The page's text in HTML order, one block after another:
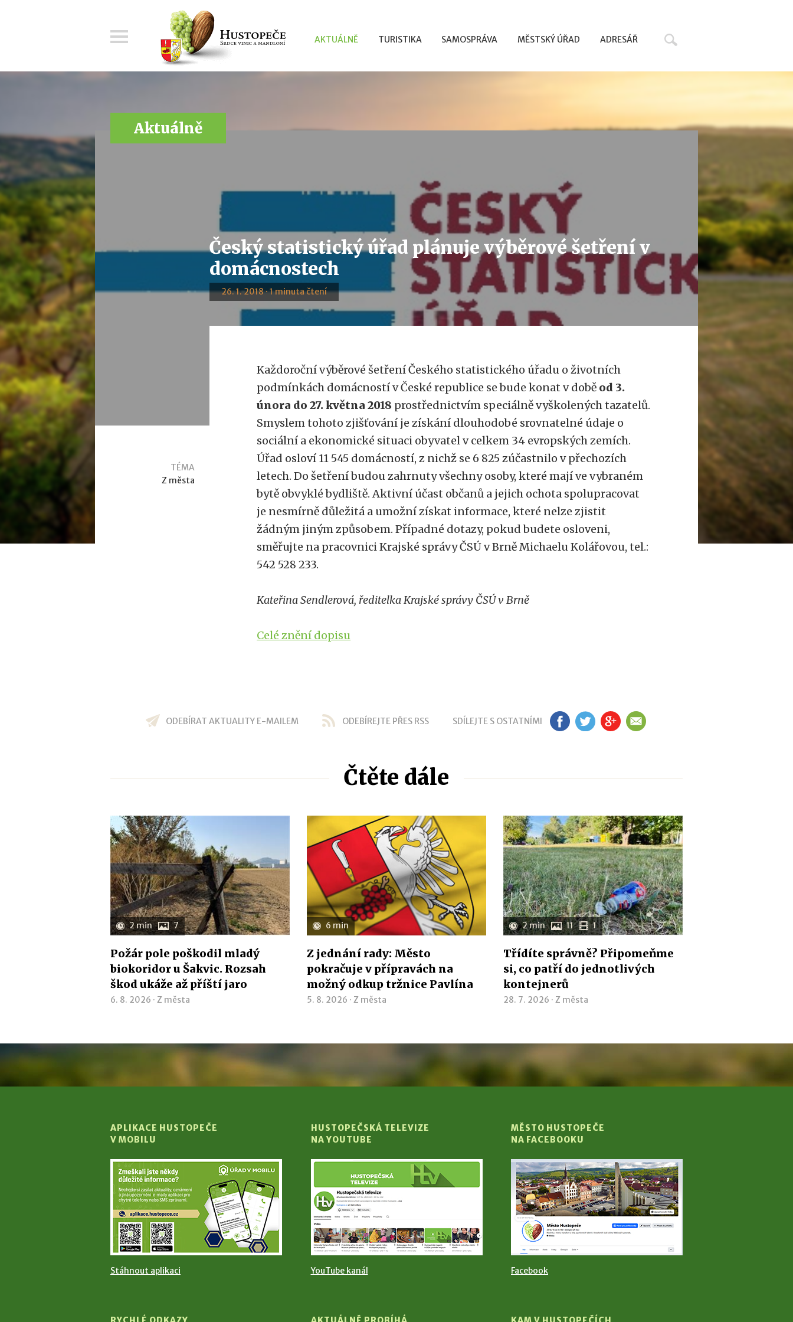
AKTUÁLNĚ TURISTIKA SAMOSPRÁVA MĚSTSKÝ ÚŘAD ADRESÁŘ
Aktuálně
Český statistický úřad plánuje výběrové šetření v
domácnostech
26. 1. 2018 · 1 minuta čtení
TÉMA
Z města
Každoroční výběrové šetření Českého statistického úřadu o životních
podmínkách domácností v České republice se bude konat v době od 3.
února do 27. května 2018 prostřednictvím speciálně vyškolených tazatelů.
Smyslem tohoto zjišťování je získání dlouhodobé srovnatelné údaje o
sociální a ekonomické situaci obyvatel v celkem 34 evropských zemích.
Úřad osloví 11 545 domácností, z nichž se 6 825 zúčastnilo v přechozích
letech. Do šetření budou zahrnuty všechny osoby, které mají ve vybraném
bytě obvyklé bydliště. Aktivní účast občanů a jejich ochota spolupracovat
je nesmírně důležitá a umožní získat informace, které nelze zjistit
žádným jiným způsobem. Případné dotazy, pokud budete osloveni,
směřujte na pracovnici Krajské správy ČSÚ v Brně Michaelu Kolářovou, tel.:
542 528 233.
Kateřina Sendlerová, ředitelka Krajské správy ČSÚ v Brně
Celé znění dopisu
ODEBÍRAT AKTUALITY E-MAILEM ODEBÍREJTE PŘES RSS SDÍLEJTE S OSTATNÍMI FB TW GP EM
Čtěte dále
2 min 7
Požár pole poškodil mladý
biokoridor u Šakvic. Rozsah
škod ukáže až příští jaro
6. 8. 2026 · Z města
6 min
Z jednání rady: Město
pokračuje v přípravách na
možný odkup tržnice Pavlína
5. 8. 2026 ·Z města
2 min 11 1
Třídíte správně? Připomeňme
si, co patří do jednotlivých
kontejnerů
28. 7. 2026 ·Z města
APLIKACE HUSTOPEČE
V MOBILU
Stáhnout aplikaci
HUSTOPEČSKÁ TELEVIZE
NA YOUTUBE
YouTube kanál
MĚSTO HUSTOPEČE
NA FACEBOOKU
Facebook